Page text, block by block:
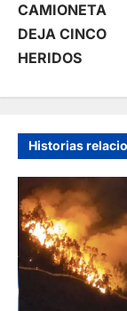
e
g
a
c
i
ó
n
d
CAMIONETA
DEJA CINCO
HERIDOS
Historias